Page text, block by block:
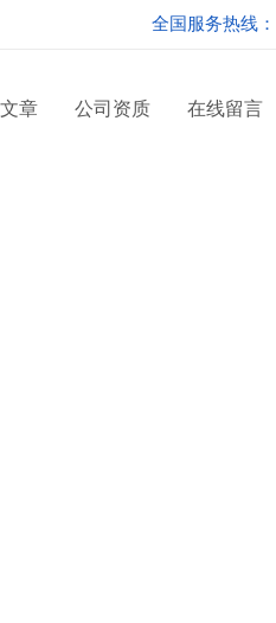
全国服务热线：
章 公司资质 在线留言